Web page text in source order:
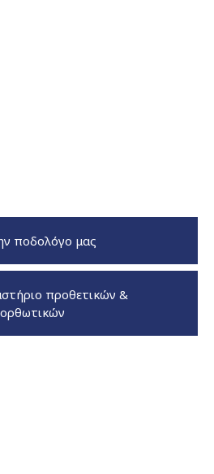
ποδολόγο μας
προθετικών &
ορθωτικών